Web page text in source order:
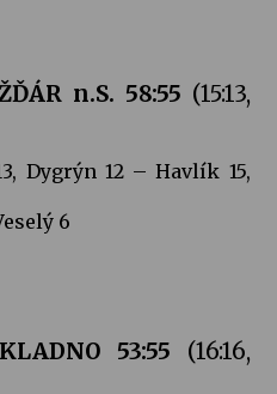
n.S. 58:55 (15:13,
Dygrýn 12 – Havlík 15,
6
53:55 (16:16,